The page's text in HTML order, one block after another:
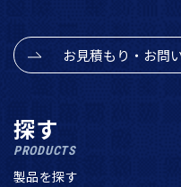
お見積もり・お問
探す
PRODUCTS
製品を探す